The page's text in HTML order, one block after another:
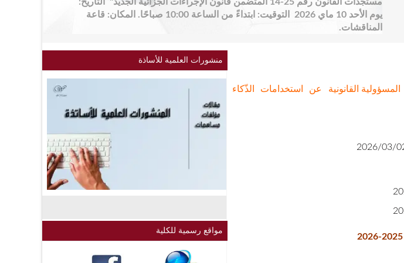
مستجدات القانون رقم 25-14 المتضمن قانون الإجراءات الجزائية الجديد" التاريخ:
يوم الأحد 10 ماي 2026 التوقيت: ابتداءً من الساعة 10:00 صباحًا. المكان: قاعة
المناقشات.
المسؤولية القانونية عن استخدامات الذّكاء
منشورات العلمية للأساذة
مواقع رسمية للكلية